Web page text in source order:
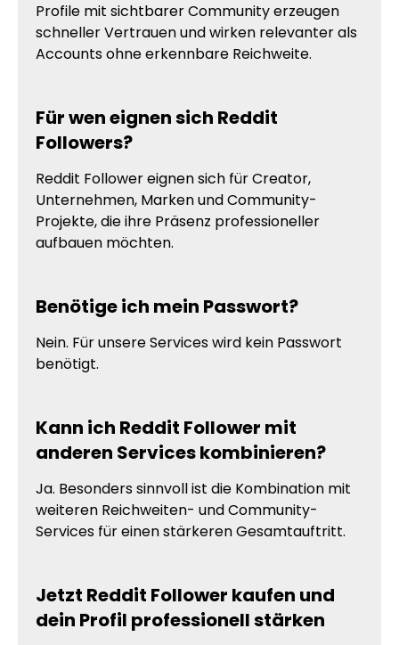
Profile mit sichtbarer Community erzeugen
schneller Vertrauen und wirken relevanter als
Accounts ohne erkennbare Reichweite.
Für wen eignen sich Reddit
Followers?
Reddit Follower eignen sich für Creator,
Unternehmen, Marken und Community-
Projekte, die ihre Präsenz professioneller
aufbauen möchten.
Benötige ich mein Passwort?
Nein. Für unsere Services wird kein Passwort
benötigt.
Kann ich Reddit Follower mit
anderen Services kombinieren?
Ja. Besonders sinnvoll ist die Kombination mit
weiteren Reichweiten- und Community-
Services für einen stärkeren Gesamtauftritt.
Jetzt Reddit Follower kaufen und
dein Profil professionell stärken